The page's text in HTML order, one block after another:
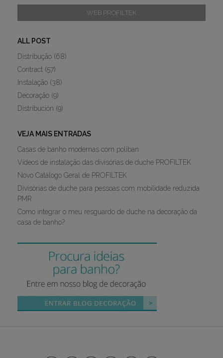
WEB PROFILTEK
ALL POST
Distribução (68)
Contract (57)
Instalação (38)
Decoração (9)
Distribución (9)
VEJA MAIS ENTRADAS
Casas de banho modernas com poliban
Vídeos de instalação das divisórias de duche PROFILTEK
Novo Catálogo Geral de PROFILTEK
Divisórias de duche para pessoas com mobilidade reduzida
PMR
Como integrar o meu resguardo de duche na decoração da
casa de banho?